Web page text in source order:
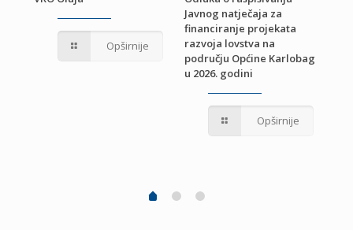
Opširnije
Javnog natječaja za
financiranje projekata
razvoja lovstva na
području Općine Karlobag
u 2026. godini
Opširnije